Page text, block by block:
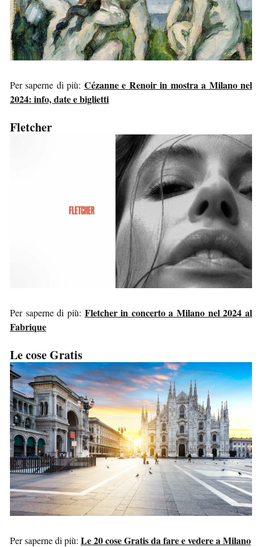
Per saperne di più: Cézanne e Renoir in mostra a Milano nel
2024: info, date e biglietti
Fletcher
Per saperne di più: Fletcher in concerto a Milano nel 2024 al
Fabrique
Le cose Gratis
Per saperne di più: Le 20 cose Gratis da fare e vedere a Milano